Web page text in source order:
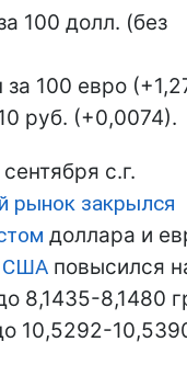
100 долл. (без
100 евро
руб. (+0,0074).
с.г.
рынок закрылся
доллара и
США повысился
8,1435-8,1480
10,5292-